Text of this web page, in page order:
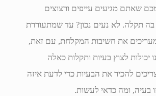
שאתם מגיעים עייפים ורצוצים
תקלה. לא נעים נכון? עד שמתעוררת
את חשיבות המקלחת, עם זאת,
לצוץ בעיות ותקלות כאלה
להכיר את הבעיות כדי לדעת איזה
בעיה, ומה כדאי לעשות.